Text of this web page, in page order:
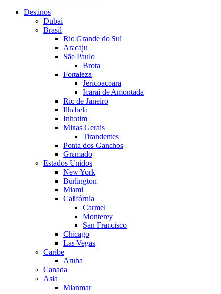
Destinos
Dubai
Brasil
Rio Grande do Sul
Aracaju
São Paulo
Brota
Fortaleza
Jericoacoara
Icarai de Amontada
Rio de Janeiro
Ilhabela
Inhotim
Minas Gerais
Tirandentes
Ponta dos Ganchos
Gramado
Estados Unidos
New York
Burlington
Miami
Califórnia
Carmel
Monterey
San Francisco
Chicago
Las Vegas
Caribe
Aruba
Canada
Asia
Mianmar